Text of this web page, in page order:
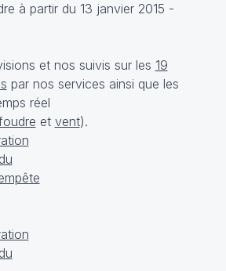
à partir du 13 janvier 2015 -
et nos suivis sur les 19
par nos services ainsi que les
réel
et vent).